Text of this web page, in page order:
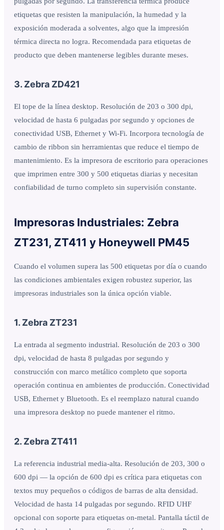
etiquetas que resisten la manipulación, la humedad y la
exposición moderada a solventes, algo que la impresión
térmica directa no logra. Recomendada para etiquetas de
producto que deben mantenerse legibles durante meses.
3. Zebra ZD421
El tope de la línea desktop. Resolución de 203 o 300 dpi,
velocidad de hasta 6 pulgadas por segundo y opciones de
conectividad USB, Ethernet y Wi-Fi. Incorpora tecnología de
cambio de ribbon sin herramientas que reduce el tiempo de
mantenimiento. Es la impresora de escritorio para operaciones
que imprimen entre 300 y 500 etiquetas diarias y necesitan
confiabilidad de turno completo sin supervisión constante.
Impresoras Industriales: Zebra
ZT231, ZT411 y Honeywell PM45
Cuando el volumen supera las 500 etiquetas por día o cuando
las condiciones ambientales exigen robustez superior, las
impresoras industriales son la única opción viable.
1. Zebra ZT231
La entrada al segmento industrial. Resolución de 203 o 300
dpi, velocidad de hasta 8 pulgadas por segundo y
construcción con marco metálico completo que soporta
operación continua en ambientes de producción. Conectividad
USB, Ethernet y Bluetooth. Es el reemplazo natural cuando
una impresora desktop no puede mantener el ritmo.
2. Zebra ZT411
La referencia industrial media-alta. Resolución de 203, 300 o
600 dpi — la opción de 600 dpi es crítica para etiquetas con
textos muy pequeños o códigos de barras de alta densidad.
Velocidad de hasta 14 pulgadas por segundo. RFID UHF
opcional con soporte para etiquetas on-metal. Pantalla táctil de